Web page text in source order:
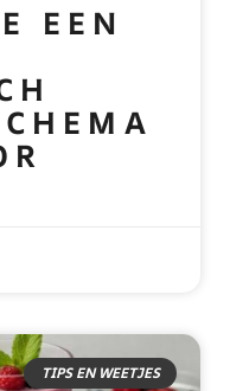
EEN
TIPS EN WEETJES